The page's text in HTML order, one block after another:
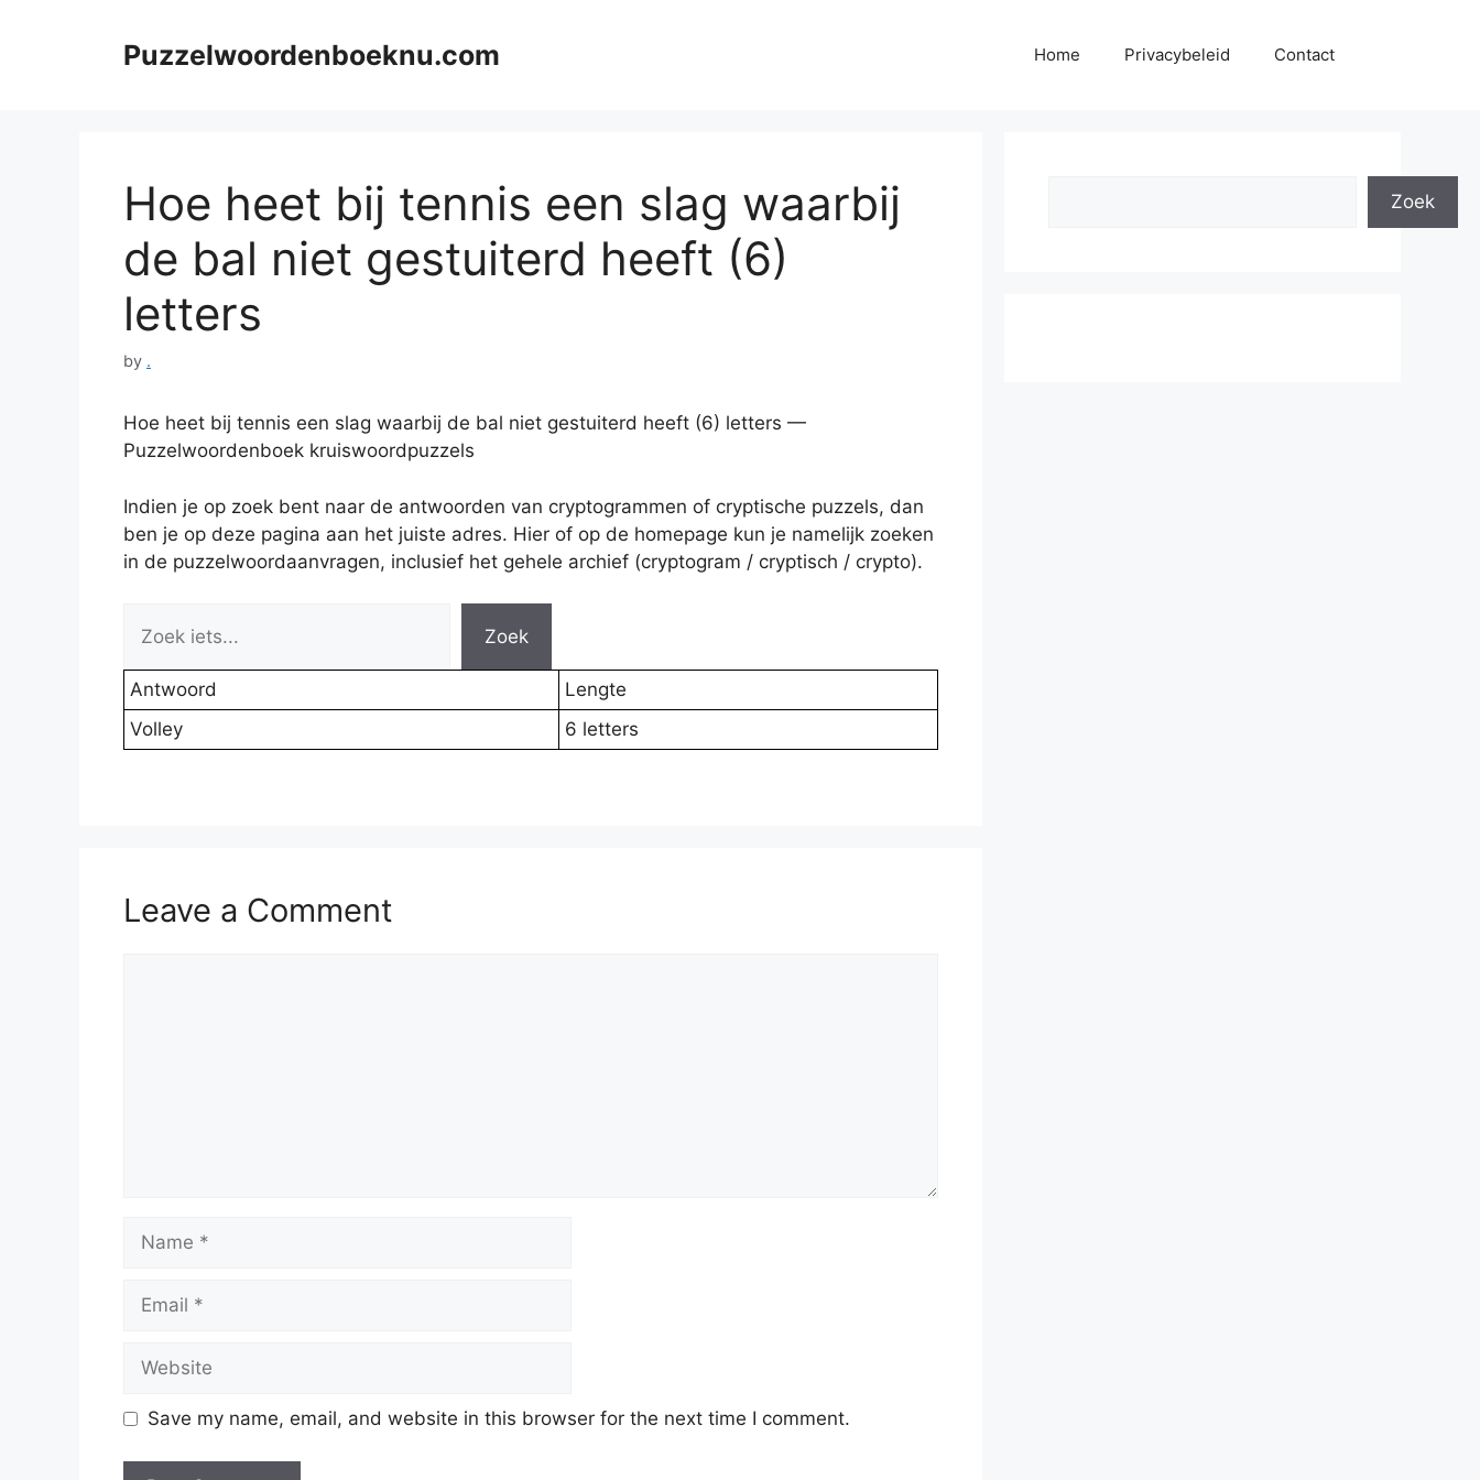
Puzzelwoordenboeknu.com Home Privacybeleid Contact
Hoe heet bij tennis een slag waarbij
de bal niet gestuiterd heeft (6)
letters
by .
Hoe heet bij tennis een slag waarbij de bal niet gestuiterd heeft (6) letters —
Puzzelwoordenboek kruiswoordpuzzels
Indien je op zoek bent naar de antwoorden van cryptogrammen of cryptische puzzels, dan
ben je op deze pagina aan het juiste adres. Hier of op de homepage kun je namelijk zoeken
in de puzzelwoordaanvragen, inclusief het gehele archief (cryptogram / cryptisch / crypto).
Zoek
Antwoord
Lengte
Volley
6 letters
Leave a Comment
Name
Email
Website
Save my name, email, and website in this browser for the next time I comment.
Zoek